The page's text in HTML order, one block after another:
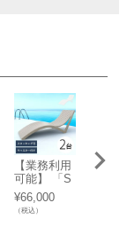
【業務利用
可能】 「S
E SLIM エ
スイー スリ
ム サンラウ
¥66,000
（税込）
サマ